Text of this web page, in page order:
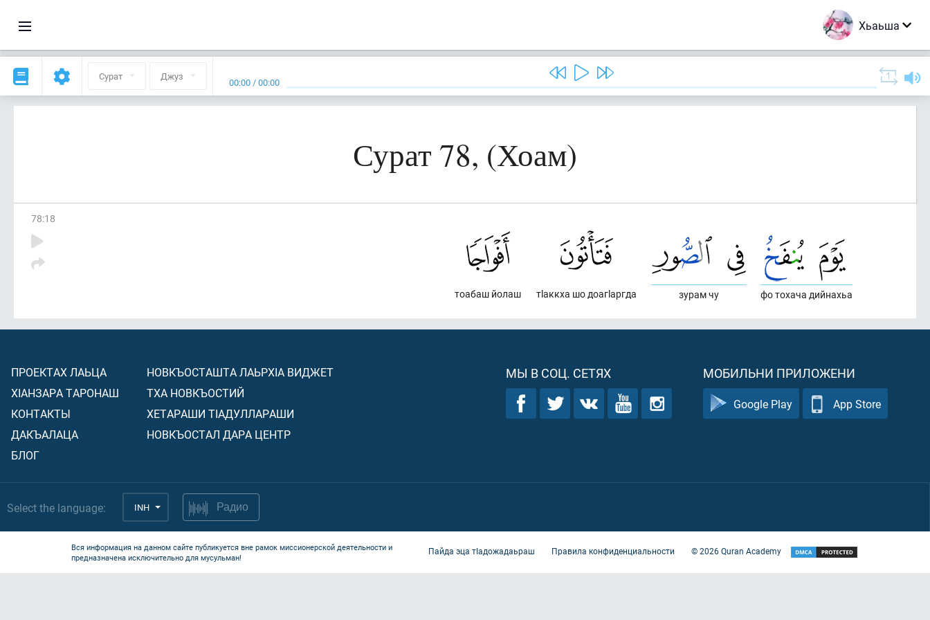
Хьаьша
Сурат Джуз 00:00 /00:00
Сурат 78, (Хоам)
78:18
фо тохача дийнахьа
зурам чу
тlаккха шо доагlаргда
тоабаш йолаш
ПРОЕКТАХ ЛАЬЦА
ХIАНЗАРА ТАРОНАШ
КОНТАКТЫ
ДАКЪАЛАЦА
БЛОГ
НОВКЪОСТАШТА ЛАЬРХIА ВИДЖЕТ
ТХА НОВКЪОСТИЙ
ХЕТАРАШИ ТIАДУЛЛАРАШИ
НОВКЪОСТАЛ ДАРА ЦЕНТР
МЫ В СОЦ. СЕТЯХ МОБИЛЬНИ ПРИЛОЖЕНИ
Google Play App Store
Select the language: INH Радио
Вся информация на данном сайте публикуется вне рамок миссионерской деятельности и
предназначена исключительно для мусульман!
Пайда эца тIадожадаьраш Правила конфиденциальности ©2026Quran Academy